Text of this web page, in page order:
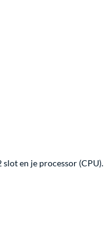
en je processor (CPU).